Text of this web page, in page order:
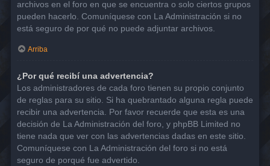
archivos en el foro en que se encuentra o solo ciertos grupos
pueden hacerlo. Comuníquese con La Administración si no
está seguro de por qué no puede adjuntar archivos.
Arriba
¿Por qué recibí una advertencia?
Los administradores de cada foro tienen su propio conjunto
de reglas para su sitio. Si ha quebrantado alguna regla puede
recibir una advertencia. Por favor recuerde que esta es una
decisión de La Administración del foro, y phpBB Limited no
tiene nada que ver con las advertencias dadas en este sitio.
Comuníquese con La Administración del foro si no está
seguro de porqué fue advertido.